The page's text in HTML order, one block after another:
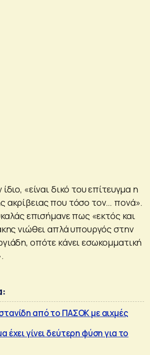
«είναι δικό του επίτευγμα η
ακρίβειας που τόσο τον… πονά».
επισήμανε πως «εκτός και
νιώθει απλά υπουργός στην
οπότε κάνει εσωκομματική
από το ΠΑΣΟΚ με αιχμές
γίνει δεύτερη φύση για το